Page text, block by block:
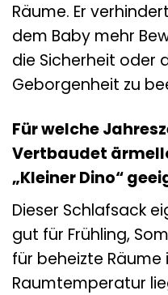
Räume. Er
dem Baby mehr
die Sicherheit oder
Geborgenheit zu
Für welche
Vertbaudet
„Kleiner Dino“
Dieser Schlafsack
gut für Frühling,
für beheizte Räume
Raumtemperatur